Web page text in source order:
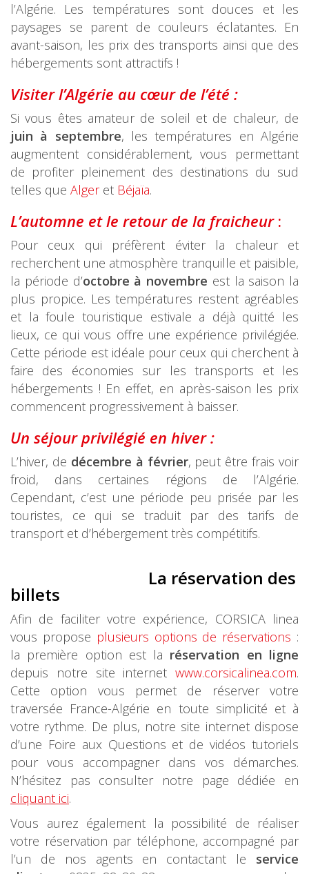
l’Algérie. Les températures sont douces et les
paysages se parent de couleurs éclatantes. En
avant-saison, les prix des transports ainsi que des
hébergements sont attractifs !
Visiter l’Algérie au cœur de l’été :
Si vous êtes amateur de soleil et de chaleur, de
juin à septembre, les températures en Algérie
augmentent considérablement, vous permettant
de profiter pleinement des destinations du sud
telles que Alger et Béjaïa.
L’automne et le retour de la fraicheur:
Pour ceux qui préfèrent éviter la chaleur et
recherchent une atmosphère tranquille et paisible,
la période d’octobre à novembre est la saison la
plus propice. Les températures restent agréables
et la foule touristique estivale a déjà quitté les
lieux, ce qui vous offre une expérience privilégiée.
Cette période est idéale pour ceux qui cherchent à
faire des économies sur les transports et les
hébergements ! En effet, en après-saison les prix
commencent progressivement à baisser.
Un séjour privilégié en hiver :
L’hiver, de décembre à février, peut être frais voir
froid, dans certaines régions de l’Algérie.
Cependant, c’est une période peu prisée par les
touristes, ce qui se traduit par des tarifs de
transport et d’hébergement très compétitifs.
La réservation des
billets
Afin de faciliter votre expérience, CORSICA linea
vous propose plusieurs options de réservations :
la première option est la réservation en ligne
depuis notre site internet www.corsicalinea.com.
Cette option vous permet de réserver votre
traversée France-Algérie en toute simplicité et à
votre rythme. De plus, notre site internet dispose
d’une Foire aux Questions et de vidéos tutoriels
pour vous accompagner dans vos démarches.
N’hésitez pas consulter notre page dédiée en
cliquant ici.
Vous aurez également la possibilité de réaliser
votre réservation par téléphone, accompagné par
l’un de nos agents en contactant le service